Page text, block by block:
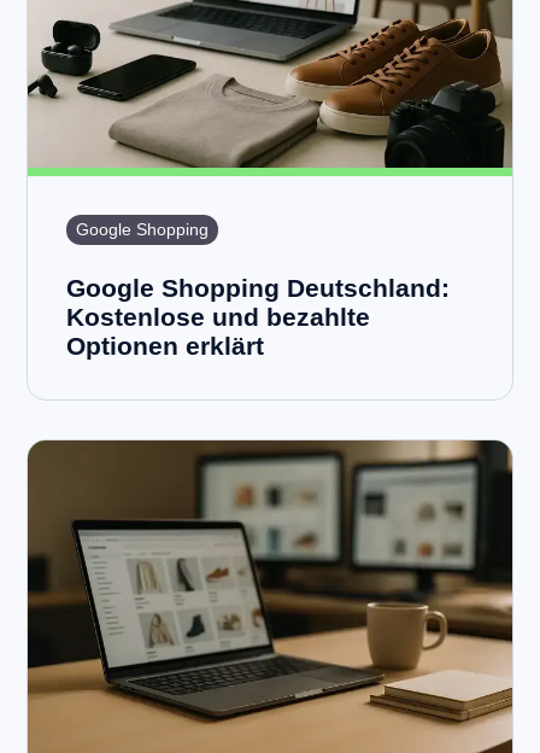
Google Shopping
Google Shopping Deutschland:
Kostenlose und bezahlte
Optionen erklärt